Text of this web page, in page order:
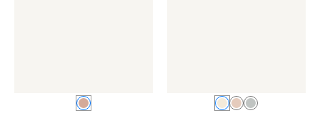
Rosa Creme roze
Oudroze
Blauw